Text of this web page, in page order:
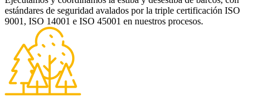
estándares de seguridad avalados por la triple certificación ISO
9001, ISO 14001 e ISO 45001 en nuestros procesos.